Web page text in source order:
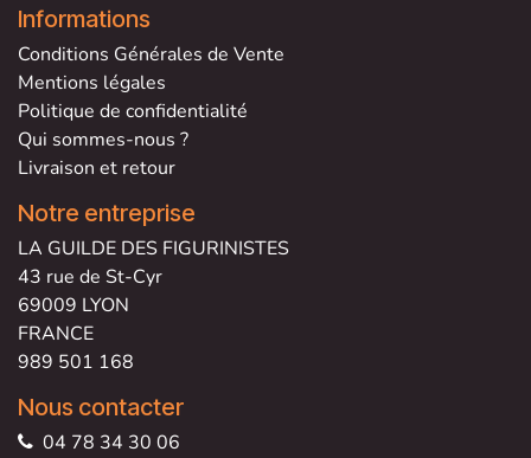
Informations
Conditions Générales de Vente
Mentions légales
Politique de confidentialité
Qui sommes-nous ?
Livraison et retour
Notre entreprise
LA GUILDE DES FIGURINISTES
43 rue de St-Cyr
69009 LYON
FRANCE
989 501 168
Nous contacter
04 78 34 30 06